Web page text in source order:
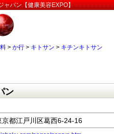
ャパン【健康美容EXPO】
> か行 > キトサン > キチンキトサン
ン
都江戸川区葛西6-24-16